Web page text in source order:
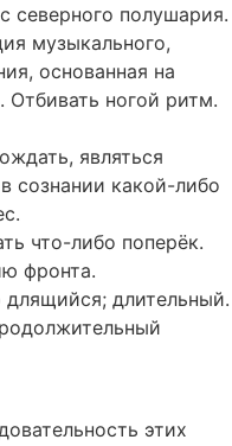
северного полушария.
музыкального,
основанная на
Отбивать ногой ритм.
являться
сознании какой-либо
что-либо поперёк.
фронта.
длительный.
этих